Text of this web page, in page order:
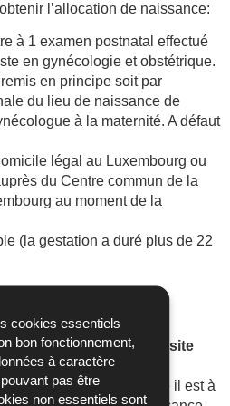
cookies essentiels
bon fonctionnement,
à caractère
pas être
non essentiels sont
l’allocation de naissance:
à 1 examen postnatal effectué
en gynécologie et obstétrique.
en principe soit par
du lieu de naissance de
à la maternité. A défaut
légal au Luxembourg ou
du Centre commun de la
au moment de la
(la gestation a duré plus de 22
le formulaire lors de la
visite
et une signature.
par le gynécologue il est à